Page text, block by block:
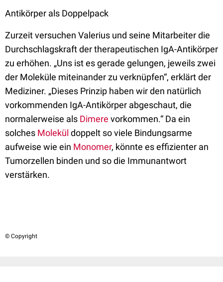
Antikörper als Doppelpack
Zurzeit versuchen Valerius und seine Mitarbeiter die
Durchschlagskraft der therapeutischen IgA-Antikörper
zu erhöhen. „Uns ist es gerade gelungen, jeweils zwei
der Moleküle miteinander zu verknüpfen“, erklärt der
Mediziner. „Dieses Prinzip haben wir den natürlich
vorkommenden IgA-Antikörper abgeschaut, die
normalerweise als Dimere vorkommen.“ Da ein
solches Molekül doppelt so viele Bindungsarme
aufweise wie ein Monomer, könnte es effizienter an
Tumorzellen binden und so die Immunantwort
verstärken.
© Copyright